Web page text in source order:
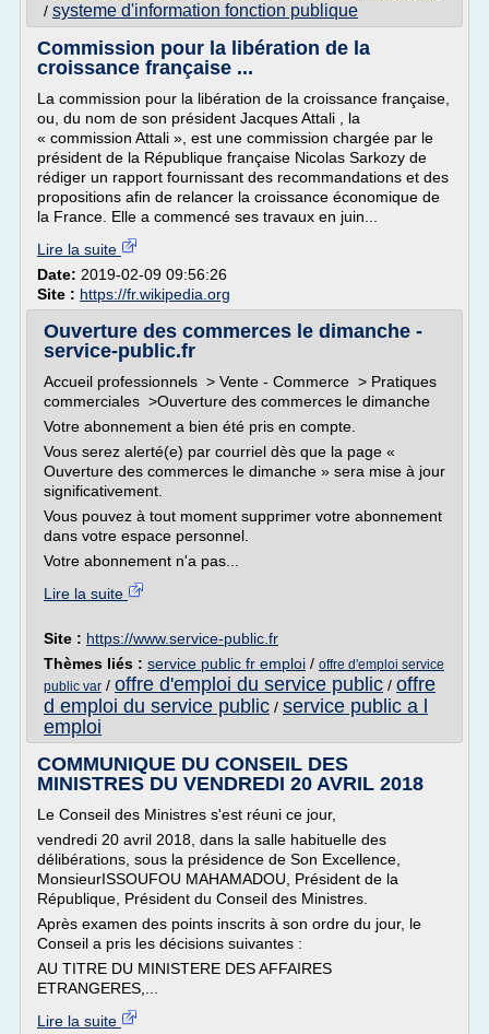
/ systeme d'information fonction publique
Commission pour la libération de la
croissance française ...
La commission pour la libération de la croissance française,
ou, du nom de son président Jacques Attali , la
« commission Attali », est une commission chargée par le
président de la République française Nicolas Sarkozy de
rédiger un rapport fournissant des recommandations et des
propositions afin de relancer la croissance économique de
la France. Elle a commencé ses travaux en juin...
Lire la suite
Date: 2019-02-09 09:56:26
Site : https://fr.wikipedia.org
Ouverture des commerces le dimanche -
service-public.fr
Accueil professionnels > Vente - Commerce > Pratiques
commerciales >Ouverture des commerces le dimanche
Votre abonnement a bien été pris en compte.
Vous serez alerté(e) par courriel dès que la page «
Ouverture des commerces le dimanche » sera mise à jour
significativement.
Vous pouvez à tout moment supprimer votre abonnement
dans votre espace personnel.
Votre abonnement n'a pas...
Lire la suite
Site : https://www.service-public.fr
Thèmes liés : service public fr emploi / offre d'emploi service
public var / offre d'emploi du service public / offre
d emploi du service public / service public a l
emploi
COMMUNIQUE DU CONSEIL DES
MINISTRES DU VENDREDI 20 AVRIL 2018
Le Conseil des Ministres s'est réuni ce jour,
vendredi 20 avril 2018, dans la salle habituelle des
délibérations, sous la présidence de Son Excellence,
MonsieurISSOUFOU MAHAMADOU, Président de la
République, Président du Conseil des Ministres.
Après examen des points inscrits à son ordre du jour, le
Conseil a pris les décisions suivantes :
AU TITRE DU MINISTERE DES AFFAIRES
ETRANGERES,...
Lire la suite